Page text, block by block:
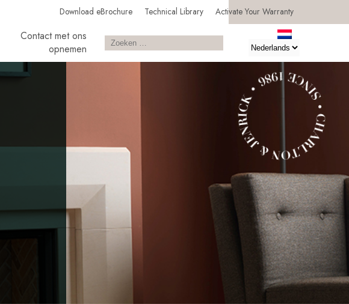
Download eBrochure Technical Library Activate Your Warranty
Contact met ons
opnemen